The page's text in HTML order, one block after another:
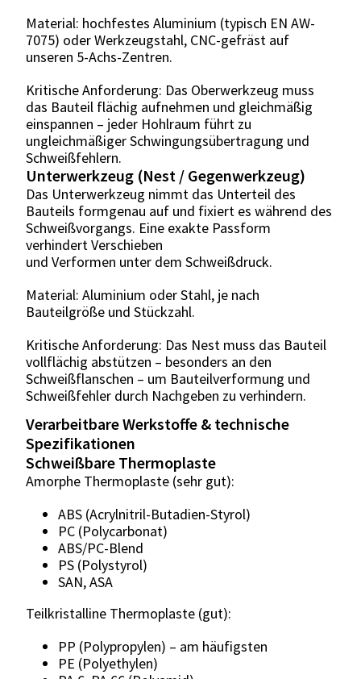
Material: hochfestes Aluminium (typisch EN AW-
7075) oder Werkzeugstahl, CNC-gefräst auf
unseren 5-Achs-Zentren.
Kritische Anforderung: Das Oberwerkzeug muss
das Bauteil flächig aufnehmen und gleichmäßig
einspannen – jeder Hohlraum führt zu
ungleichmäßiger Schwingungsübertragung und
Schweißfehlern.
Unterwerkzeug (Nest / Gegenwerkzeug)
Das Unterwerkzeug nimmt das Unterteil des
Bauteils formgenau auf und fixiert es während des
Schweißvorgangs. Eine exakte Passform
verhindert Verschieben
und Verformen unter dem Schweißdruck.
Material: Aluminium oder Stahl, je nach
Bauteilgröße und Stückzahl.
Kritische Anforderung: Das Nest muss das Bauteil
vollflächig abstützen – besonders an den
Schweißflanschen – um Bauteilverformung und
Schweißfehler durch Nachgeben zu verhindern.
Verarbeitbare Werkstoffe & technische
Spezifikationen
Schweißbare Thermoplaste
Amorphe Thermoplaste (sehr gut):
ABS (Acrylnitril-Butadien-Styrol)
PC (Polycarbonat)
ABS/PC-Blend
PS (Polystyrol)
SAN, ASA
Teilkristalline Thermoplaste (gut):
PP (Polypropylen) – am häufigsten
PE (Polyethylen)